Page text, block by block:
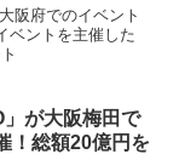
阪府でのイベント
ベントを主催した
」が大阪梅田で
！総額20億円を